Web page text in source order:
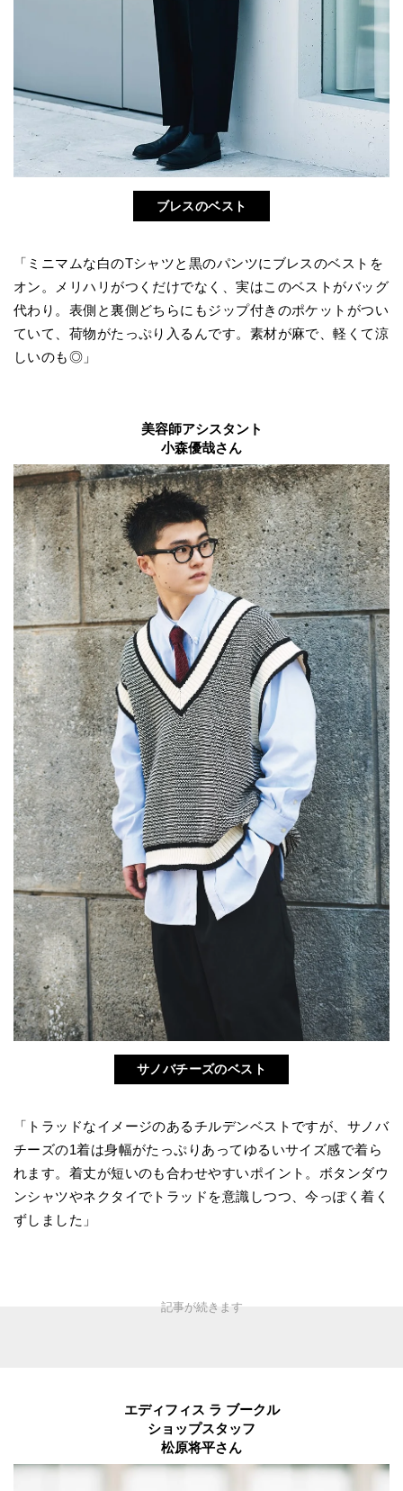
ブレスのベスト
「ミニマムな白のTシャツと黒のパンツにブレスのベストを
オン。メリハリがつくだけでなく、実はこのベストがバッグ
代わり。表側と裏側どちらにもジップ付きのポケットがつい
ていて、荷物がたっぷり入るんです。素材が麻で、軽くて涼
しいのも◎」
美容師アシスタント
小森優哉さん
サノバチーズのベスト
「トラッドなイメージのあるチルデンベストですが、サノバ
チーズの1着は身幅がたっぷりあってゆるいサイズ感で着ら
れます。着丈が短いのも合わせやすいポイント。ボタンダウ
ンシャツやネクタイでトラッドを意識しつつ、今っぽく着く
ずしました」
エディフィス ラ ブークル
ショップスタッフ
松原将平さん